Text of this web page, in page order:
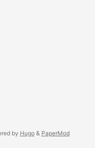
by Hugo& PaperMod